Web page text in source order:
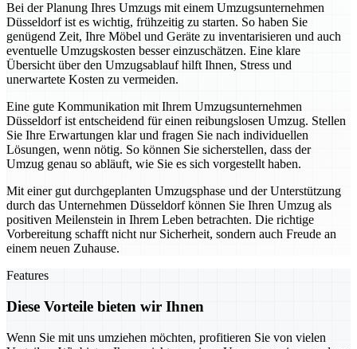
Bei der Planung Ihres Umzugs mit einem Umzugsunternehmen
Düsseldorf ist es wichtig, frühzeitig zu starten. So haben Sie
genügend Zeit, Ihre Möbel und Geräte zu inventarisieren und auch
eventuelle Umzugskosten besser einzuschätzen. Eine klare
Übersicht über den Umzugsablauf hilft Ihnen, Stress und
unerwartete Kosten zu vermeiden.
Eine gute Kommunikation mit Ihrem Umzugsunternehmen
Düsseldorf ist entscheidend für einen reibungslosen Umzug. Stellen
Sie Ihre Erwartungen klar und fragen Sie nach individuellen
Lösungen, wenn nötig. So können Sie sicherstellen, dass der
Umzug genau so abläuft, wie Sie es sich vorgestellt haben.
Mit einer gut durchgeplanten Umzugsphase und der Unterstützung
durch das Unternehmen Düsseldorf können Sie Ihren Umzug als
positiven Meilenstein in Ihrem Leben betrachten. Die richtige
Vorbereitung schafft nicht nur Sicherheit, sondern auch Freude an
einem neuen Zuhause.
Features
Diese Vorteile bieten wir Ihnen
Wenn Sie mit uns umziehen möchten, profitieren Sie von vielen